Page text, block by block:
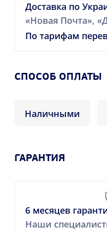
Доставка по
«Новая Почта»,
По тарифам
CПОСОБ ОПЛАТЫ
Наличными
ГАРАНТИЯ
6 месяцев
Наши